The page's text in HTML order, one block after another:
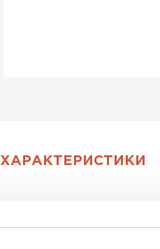
ХАРАКТЕРИСТИКИ